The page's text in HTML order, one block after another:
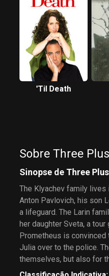
'Til Death
Sobre Three
Sinopse de Three
The Klyachev family lives
Anton Pavlovich, his son
a lifeguard. The Larin
her daughter Sveta, a
Prometheus is convinced
Julia over to the police.
themselves, but also for